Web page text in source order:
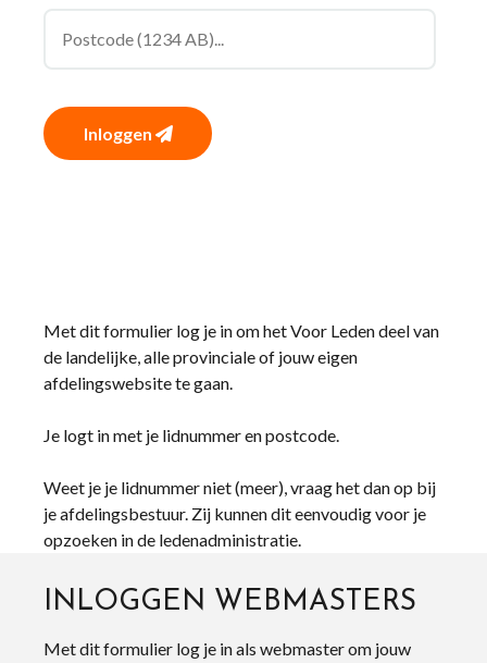
Inloggen
Met dit formulier log je in om het Voor Leden deel van
de landelijke, alle provinciale of jouw eigen
afdelingswebsite te gaan.
Je logt in met je lidnummer en postcode.
Weet je je lidnummer niet (meer), vraag het dan op bij
je afdelingsbestuur. Zij kunnen dit eenvoudig voor je
opzoeken in de ledenadministratie.
INLOGGEN WEBMASTERS
Met dit formulier log je in als webmaster om jouw